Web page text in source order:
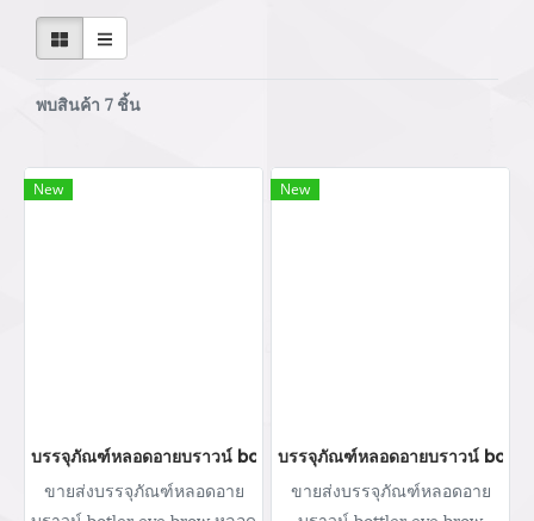
พบสินค้า 7 ชิ้น
New
บรรจุภัณฑ์หลอดอายบราวน์ botler eye brow หลอดบรรจุภัณฑ์เครื่อ
ขายส่งบรรจุภัณฑ์หลอดอาย
New
บรรจุภัณฑ์หลอดอายบราวน์
ขายส่งบรรจุภัณฑ์หลอดอาย